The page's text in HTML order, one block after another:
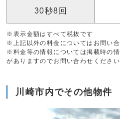
30秒8回
※表示金額はすべて税抜です
※上記以外の料金についてはお問い
※料金等の情報については掲載時の
がありますのでお問い合わせください
川崎市内でその他物件